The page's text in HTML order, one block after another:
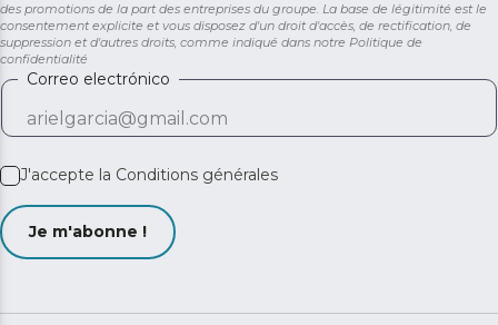
des promotions de la part des entreprises du groupe. La base de légitimité est le
consentement explicite et vous disposez d'un droit d'accès, de rectification, de
suppression et d'autres droits, comme indiqué dans notre Politique de
confidentialité
Correo electrónico
J'accepte la Conditions générales
Je m'abonne !